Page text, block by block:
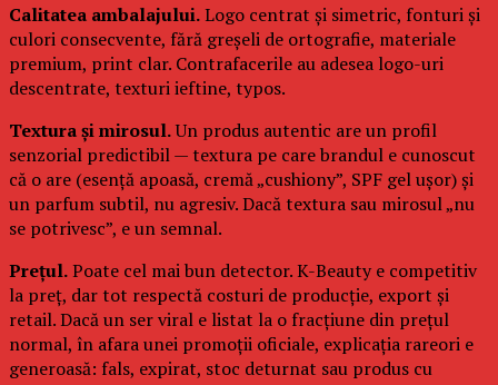
Calitatea ambalajului.Logo centrat și simetric, fonturi și
culori consecvente, fără greșeli de ortografie, materiale
premium, print clar. Contrafacerile au adesea logo-uri
descentrate, texturi ieftine, typos.
Textura și mirosul.Un produs autentic are un profil
senzorial predictibil — textura pe care brandul e cunoscut
că o are (esență apoasă, cremă „cushiony”, SPF gel ușor) și
un parfum subtil, nu agresiv. Dacă textura sau mirosul „nu
se potrivesc”, e un semnal.
Prețul.Poate cel mai bun detector. K-Beauty e competitiv
la preț, dar tot respectă costuri de producție, export și
retail. Dacă un ser viral e listat la o fracțiune din prețul
normal, în afara unei promoții oficiale, explicația rareori e
generoasă: fals, expirat, stoc deturnat sau produs cu